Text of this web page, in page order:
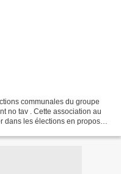
communales du groupe
no tav . Cette association au
les élections en proposant